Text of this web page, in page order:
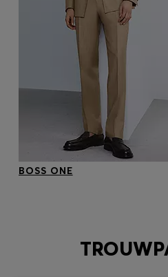
BOSS ONE